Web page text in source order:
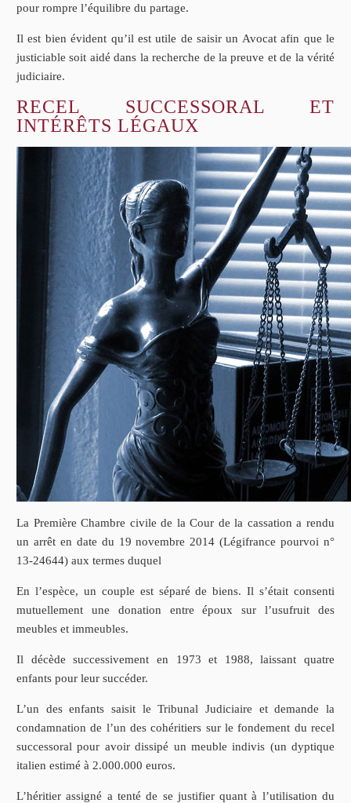
pour rompre l’équilibre du partage.
Il est bien évident qu’il est utile de saisir un Avocat afin que le
justiciable soit aidé dans la recherche de la preuve et de la vérité
judiciaire.
RECEL SUCCESSORAL ET
INTÉRÊTS LÉGAUX
La Première Chambre civile de la Cour de la cassation a rendu
un arrêt en date du 19 novembre 2014 (Légifrance pourvoi n°
13-24644) aux termes duquel
En l’espèce, un couple est séparé de biens. Il s’était consenti
mutuellement une donation entre époux sur l’usufruit des
meubles et immeubles.
Il décède successivement en 1973 et 1988, laissant quatre
enfants pour leur succéder.
L’un des enfants saisit le Tribunal Judiciaire et demande la
condamnation de l’un des cohéritiers sur le fondement du recel
successoral pour avoir dissipé un meuble indivis (un dyptique
italien estimé à 2.000.000 euros.
L’héritier assigné a tenté de se justifier quant à l’utilisation du